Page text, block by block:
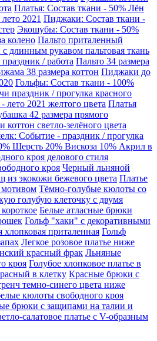
Платья: Состав ткани - 50% Лён
2021 Пиджаки: Состав ткани -
Экошубы: Состав ткани - 50%
колено Пальто приталенный
длинным рукавом пальтовая ткань
/ работа Пальто 34 размера
38 размера коттон Пиджаки до
Гольфы: Состав ткани - 100%
праздник / прогулка красного
лето 2021 желтого цвета Платья
42 размера прямого
коттон светло-зелёного цвета
Событие - праздник / прогулка
Шерсть 20% Вискоза 10% Акрил в
кроя делового стиля
кроя Черный льняной
из экокожи бежевого цвета Платье
мотивом Тёмно-голубые кюлоты со
голубую клеточку с двумя
Белые атласные брюки
Гольф "хаки" с декоративными
хлопковая приталенная Гольф
Легкое розовое платье ниже
красный фрак Льняные
кроя Голубое хлопковое платье в
в клетку Красные брюки с
темно-синего цвета ниже
кюлоты свободного кроя
брюки с защипами на талии и
салатовое платье с V-образным